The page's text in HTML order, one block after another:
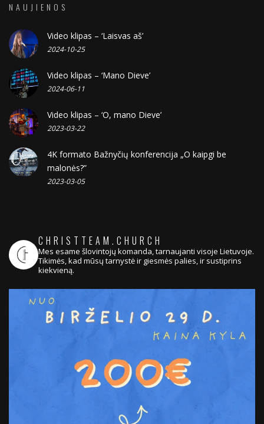
NAUJIENOS
Video klipas – ‘Laisvas aš’
2024-10-25
Video klipas – ‘Mano Dieve’
2024-06-11
Video klipas – ‘O, mano Dieve’
2023-03-22
4K formato Bažnyčių konferencija „O kaipgi be
malonės?”
2023-03-05
CHRISTTEAM.CHURCH
Mes esame šlovintojų komanda, tarnaujanti visoje Lietuvoje.
Tikimės, kad mūsų tarnystė ir giesmės palies, ir sustiprins
kiekvieną.